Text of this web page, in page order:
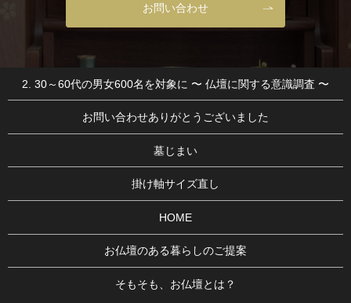
お問い合わせ
2. 30～60代の男女600名を対象に 〜 仏壇に関する意識調査 〜
お問い合わせありがとうございました
墓じまい
掛け軸サイズ直し
HOME
お仏壇のある暮らしのご提案
そもそも、お仏壇とは？